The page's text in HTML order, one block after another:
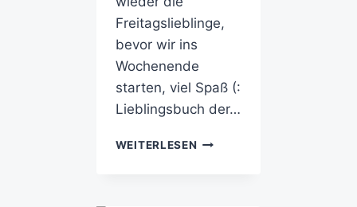
Freitagslieblinge,
bevor wir ins
Wochenende
starten, viel Spaß (:
Lieblingsbuch der…
WEITERLESEN